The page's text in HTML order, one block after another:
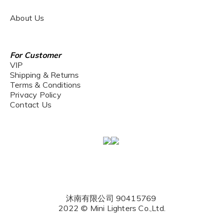
About Us
For Customer
VIP
Shipping & Returns
Terms & Conditions
Privacy Policy
Contact Us
沐南有限公司 90415769
2022 © Mini Lighters Co.,Ltd.